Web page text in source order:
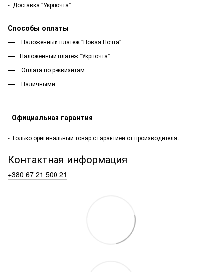
- Доставка "Укрпочта"
Способы оплаты
Наложенный платеж "Новая Почта"
Наложенный платеж "Укрпочта"
Оплата по реквизитам
Наличными
Официальная гарантия
- Только оригинальный товар с гарантией от производителя.
Контактная информация
+380 67 21 500 21